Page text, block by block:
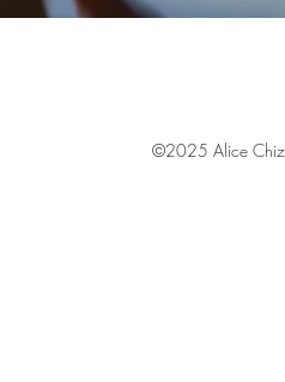
©2025 Alice